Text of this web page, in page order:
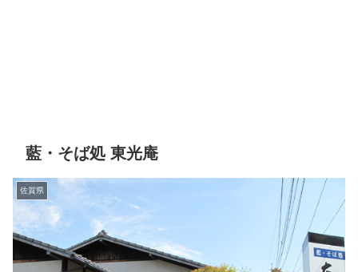
藍・そば処 東光庵
佐賀県